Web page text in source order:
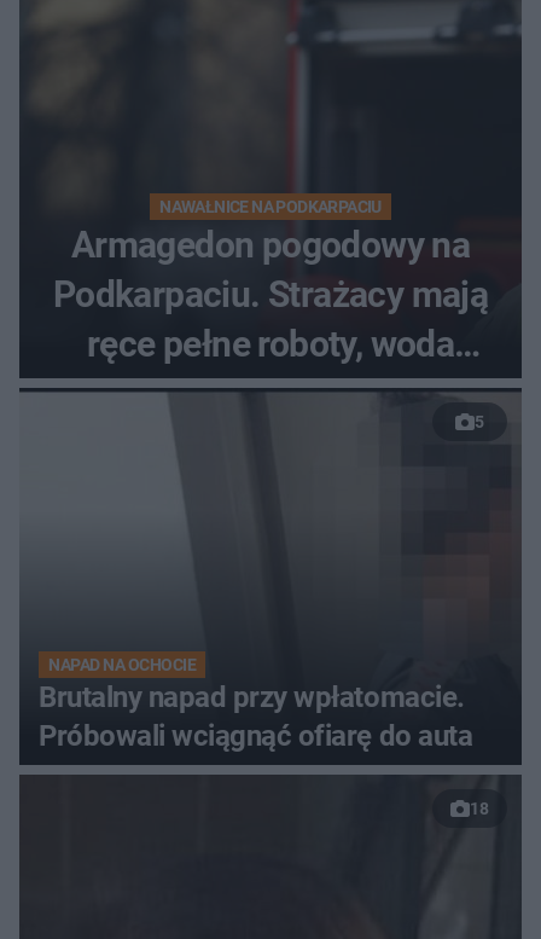
NAWAŁNICE NA PODKARPACIU
Armagedon pogodowy na
Podkarpaciu. Strażacy mają
ręce pełne roboty, woda
zalewa posesje i budynki
5
NAPAD NA OCHOCIE
Brutalny napad przy wpłatomacie.
Próbowali wciągnąć ofiarę do auta
18